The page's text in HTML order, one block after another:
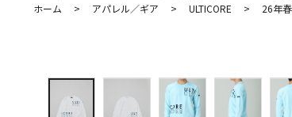
ホーム
> アパレル／ギア > ULTICORE > 26年